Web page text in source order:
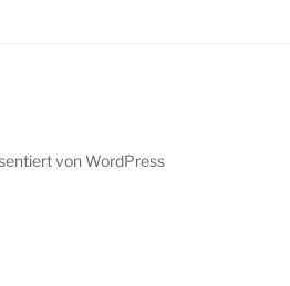
von WordPress